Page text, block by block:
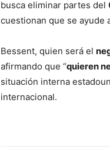
busca eliminar partes del
cuestionan que se ayude
Bessent, quien será el
afirmando que “quieren
situación interna
internacional.